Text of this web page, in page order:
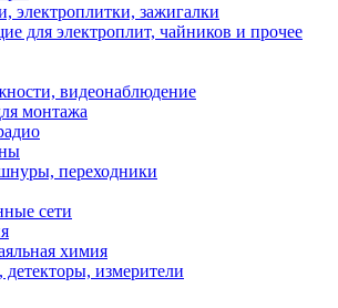
электроплитки, зажигалки
для электроплит, чайников и прочее
видеонаблюдение
монтажа
переходники
сети
химия
измерители